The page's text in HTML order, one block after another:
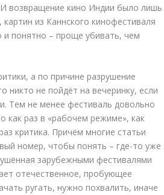
возвращение кино Индии было лишь
из Каннского кинофестиваля
понятно – проще убивать, чем
а по причине разрушение
никто не пойдёт на вечеринку, если
Тем не менее фестиваль довольно
как раз в «рабочем режиме», как
критика. Причём многие статьи
номер, чтобы понять – где-то уже
зарубежными фестивалями
отечественное, пробующее
ругать, нужно похвалить, иначе